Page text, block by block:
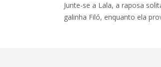
Junte-se a Lala, a raposa
galinha Filó, enquanto ela